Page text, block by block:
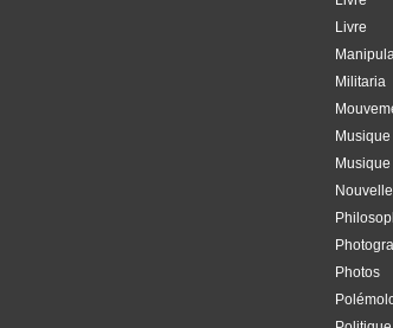
Livre
Militaria
Musique
Musique
Photos